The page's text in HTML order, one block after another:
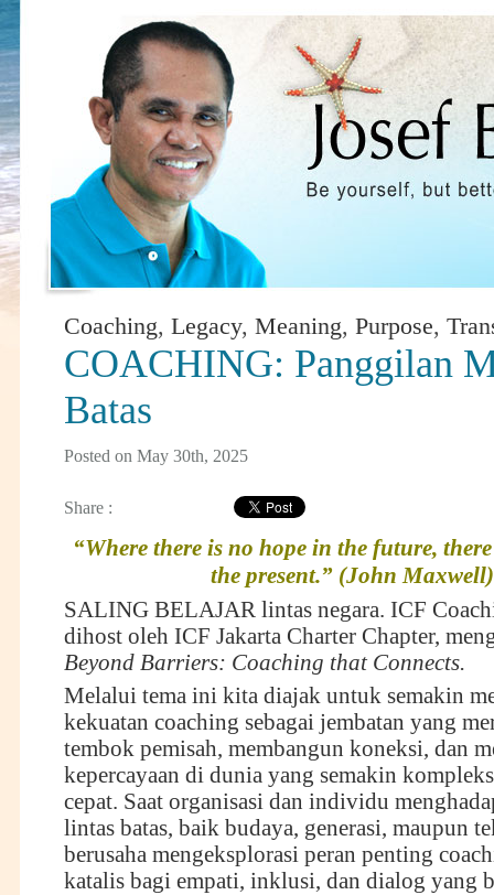
Coaching, Legacy, Meaning, Purpose,
COACHING: Panggilan
Batas
Posted on May 30th, 2025
Share :
“Where there is no hope in the future,
the present.” (John Maxwell)
SALING BELAJAR lintas negara. ICF
dihost oleh ICF Jakarta Charter Chapter,
Beyond Barriers: Coaching that Connects.
Melalui tema ini kita diajak untuk semakin
kekuatan coaching sebagai jembatan yang
tembok pemisah, membangun koneksi, dan
kepercayaan di dunia yang semakin
cepat. Saat organisasi dan individu
lintas batas, baik budaya, generasi, maupun
berusaha mengeksplorasi peran penting
katalis bagi empati, inklusi, dan dialog yang